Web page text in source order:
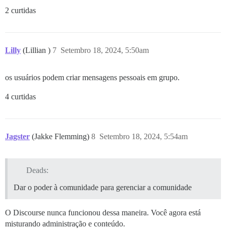
2 curtidas
Lilly (Lillian ) Setembro 18, 2024, 5:50am
7
os usuários podem criar mensagens pessoais em grupo.
4 curtidas
Jagster (Jakke Flemming) Setembro 18, 2024, 5:54am
8
Deads:
Dar o poder à comunidade para gerenciar a comunidade
O Discourse nunca funcionou dessa maneira. Você agora está
misturando administração e conteúdo.